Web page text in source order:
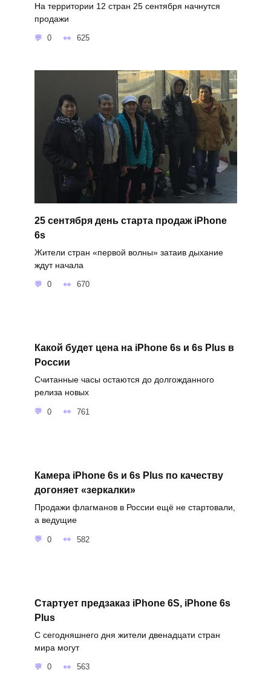
На территории 12 стран 25 сентября начнутся
продажи
0 625
25 сентября день старта продаж iPhone
6s
Жители стран «первой волны» затаив дыхание
ждут начала
0 670
Какой будет цена на iPhone 6s и 6s Plus в
России
Считанные часы остаются до долгожданного
релиза новых
0 761
Камера iPhone 6s и 6s Plus по качеству
догоняет «зеркалки»
Продажи флагманов в России ещё не стартовали,
а ведущие
0 582
Стартует предзаказ iPhone 6S, iPhone 6s
Plus
С сегодняшнего дня жители двенадцати стран
мира могут
0 563